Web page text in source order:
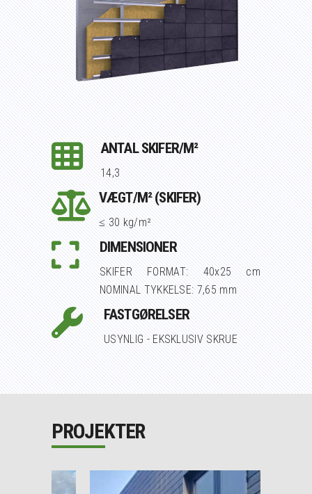
ANTAL SKIFER/M²
14,3
VÆGT/M² (SKIFER)
≤ 30 kg/m²
DIMENSIONER
SKIFER FORMAT: 40x25 cm
NOMINAL TYKKELSE: 7,65 mm
FASTGØRELSER
USYNLIG - EKSKLUSIV SKRUE
PROJEKTER